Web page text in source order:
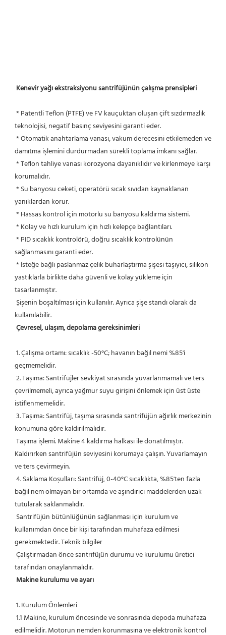
Kenevir yağı ekstraksiyonu santrifüjünün çalışma prensipleri
teknolojisi, negatif basınç seviyesini garanti eder.
damıtma işlemini durdurmadan sürekli toplama imkanı sağlar.
korumalıdır.
yanıklardan korur.
* Hassas kontrol için motorlu su banyosu kaldırma sistemi.
* Kolay ve hızlı kurulum için hızlı kelepçe bağlantıları.
sağlanmasını garanti eder.
yastıklarla birlikte daha güvenli ve kolay yükleme için
tasarlanmıştır.
kullanılabilir.
Çevresel, ulaşım, depolama gereksinimleri
geçmemelidir.
çevrilmemeli, ayrıca yağmur suyu girişini önlemek için üst üste
istiflenmemelidir.
konumuna göre kaldırılmalıdır.
Kaldırırken santrifüjün seviyesini korumaya çalışın. Yuvarlamayın
ve ters çevirmeyin.
bağıl nem olmayan bir ortamda ve aşındırıcı maddelerden uzak
tutularak saklanmalıdır.
kullanımdan önce bir kişi tarafından muhafaza edilmesi
gerekmektedir. Teknik bilgiler
tarafından onaylanmalıdır.
Makine kurulumu ve ayarı
1. Kurulum Önlemleri
edilmelidir. Motorun nemden korunmasına ve elektronik kontrol